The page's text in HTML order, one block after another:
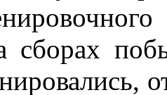
сборах